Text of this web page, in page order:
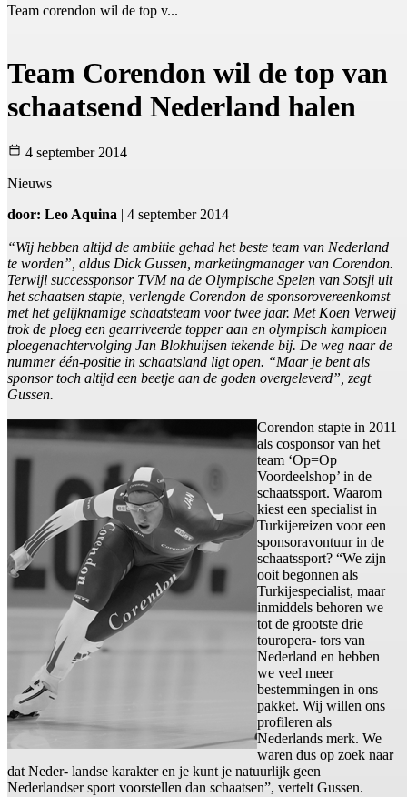
Team corendon wil de top v...
Team Corendon wil de top van
schaatsend Nederland halen
4 september 2014
Nieuws
door: Leo Aquina | 4 september 2014
“Wij hebben altijd de ambitie gehad het beste team van Nederland
te worden”, aldus Dick Gussen, marketingmanager van Corendon.
Terwijl successponsor TVM na de Olympische Spelen van Sotsji uit
het schaatsen stapte, verlengde Corendon de sponsorovereenkomst
met het gelijknamige schaatsteam voor twee jaar. Met Koen Verweij
trok de ploeg een gearriveerde topper aan en olympisch kampioen
ploegenachtervolging Jan Blokhuijsen tekende bij. De weg naar de
nummer één-positie in schaatsland ligt open. “Maar je bent als
sponsor toch altijd een beetje aan de goden overgeleverd”, zegt
Gussen.
Corendon stapte in 2011
als cosponsor van het
team ‘Op=Op
Voordeelshop’ in de
schaatssport. Waarom
kiest een specialist in
Turkijereizen voor een
sponsoravontuur in de
schaatssport? “We zijn
ooit begonnen als
Turkijespecialist, maar
inmiddels behoren we
tot de grootste drie
touropera- tors van
Nederland en hebben
we veel meer
bestemmingen in ons
pakket. Wij willen ons
profileren als
Nederlands merk. We
waren dus op zoek naar
dat Neder- landse karakter en je kunt je natuurlijk geen
Nederlandser sport voorstellen dan schaatsen”, vertelt Gussen.